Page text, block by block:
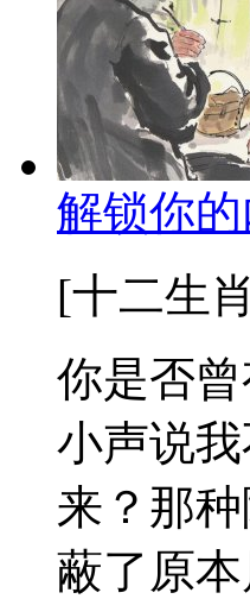
解锁你
[十二生
你是否
小声说
来？那
蔽了原